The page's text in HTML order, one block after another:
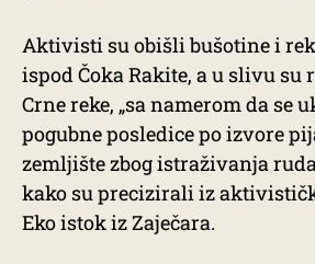
Aktivisti su obišli bušotine i
ispod Čoka Rakite, a u slivu su
Crne reke, „sa namerom da se
pogubne posledice po izvore
zemljište zbog istraživanja
kako su precizirali iz
Eko istok iz Zaječara.